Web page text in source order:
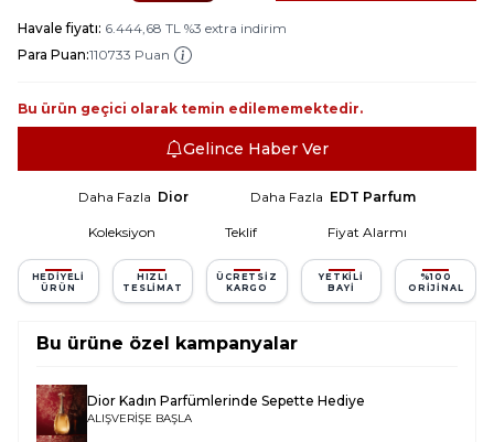
Havale fiyatı: 6.444,68 TL %3 extra indirim
Para Puan:110733 Puan
Bu ürün geçici olarak temin edilememektedir.
Gelince Haber Ver
Daha Fazla Dior Daha Fazla EDT Parfum
Koleksiyon Teklif Fiyat Alarmı
HEDIYELI
ÜRÜN
HIZLI
TESLIMAT
ÜCRETSIZ
KARGO
YETKILI
BAYI
%100
ORIJINAL
Bu ürüne özel kampanyalar
Dior Kadın Parfümlerinde Sepette Hediye
ALIŞVERİŞE BAŞLA